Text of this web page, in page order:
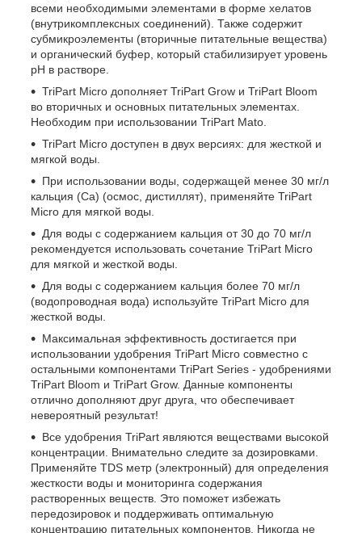
всеми необходимыми элементами в форме хелатов
(внутрикомплексных соединений). Также содержит
субмикроэлементы (вторичные питательные вещества)
и органический буфер, который стабилизирует уровень
pH в растворе.
TriPart Micro дополняет TriPart Grow и TriPart Bloom
во вторичных и основных питательных элементах.
Необходим при использовании TriPart Mato.
TriPart Micro доступен в двух версиях: для жесткой и
мягкой воды.
При использовании воды, содержащей менее 30 мг/л
кальция (Ca) (осмос, дистиллят), применяйте TriPart
Micro для мягкой воды.
Для воды с содержанием кальция от 30 до 70 мг/л
рекомендуется использовать сочетание TriPart Micro
для мягкой и жесткой воды.
Для воды с содержанием кальция более 70 мг/л
(водопроводная вода) используйте TriPart Micro для
жесткой воды.
Максимальная эффективность достигается при
использовании удобрения TriPart Micro совместно с
остальными компонентами TriPart Series - удобрениями
TriPart Bloom и TriPart Grow. Данные компоненты
отлично дополняют друг друга, что обеспечивает
невероятный результат!
Все удобрения TriPart являются веществами высокой
концентрации. Внимательно следите за дозировками.
Применяйте TDS метр (электронный) для определения
жесткости воды и мониторинга содержания
растворенных веществ. Это поможет избежать
передозировок и поддерживать оптимальную
концентрацию питательных компонентов. Никогда не